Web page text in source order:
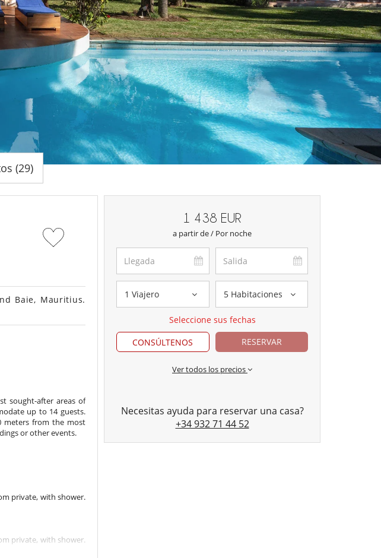
(29)
Baie, Mauritius.
sought-after areas of
up to 14 guests.
meters from the most
or other events.
private, with shower.
private, with shower.
1 438 EUR
a partir de / Por noche
1 Viajero 5 Habitaciones
Seleccione sus fechas
CONSÚLTENOS
RESERVAR
Ver todos los precios
Necesitas ayuda para reservar una casa?
+34 932 71 44 52